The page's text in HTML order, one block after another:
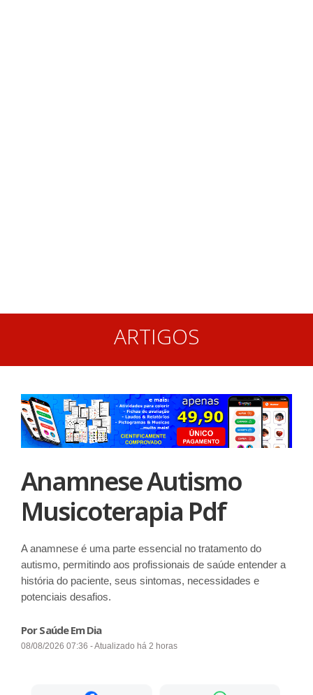
ARTIGOS
Anamnese Autismo
Musicoterapia Pdf
A anamnese é uma parte essencial no tratamento do
autismo, permitindo aos profissionais de saúde entender a
história do paciente, seus sintomas, necessidades e
potenciais desafios.
Por Saúde Em Dia
08/08/2026 07:36 - Atualizado há 2 horas